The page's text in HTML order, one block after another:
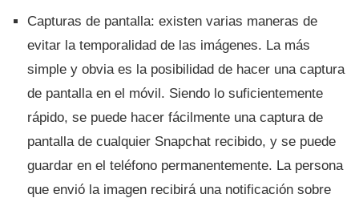
Capturas de pantalla: existen varias maneras de
evitar la temporalidad de las imágenes. La más
simple y obvia es la posibilidad de hacer una captura
de pantalla en el móvil. Siendo lo suficientemente
rápido, se puede hacer fácilmente una captura de
pantalla de cualquier Snapchat recibido, y se puede
guardar en el teléfono permanentemente. La persona
que envió la imagen recibirá una notificación sobre